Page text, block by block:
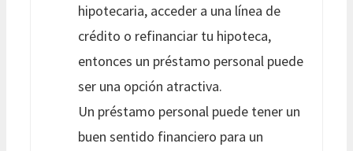
hipotecaria, acceder a una línea de
crédito o refinanciar tu hipoteca,
entonces un préstamo personal puede
ser una opción atractiva.
Un préstamo personal puede tener un
buen sentido financiero para un